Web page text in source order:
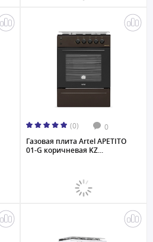
(0) 0
Газовая плита Artel APETITO
01-G коричневая KZ...